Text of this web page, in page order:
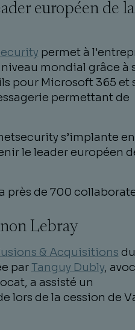
européen de la
permet à
mondial grâce à
pour Microsoft 365 et
permettant de
s’implante en
le leader européen
près de 700
Lebray
& Acquisitions du
parTanguy Dubly,
a assisté un
lors de la cession de